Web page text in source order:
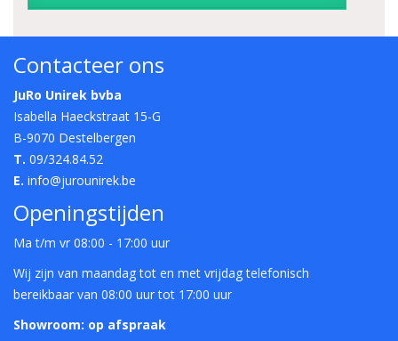
Contacteer ons
JuRo Unirek bvba
Isabella Haeckstraat 15-G
B-9070 Destelbergen
T. 09/324.84.52
E. info@jurounirek.be
Openingstijden
Ma t/m vr 08:00 - 17:00 uur
Wij zijn van maandag tot en met vrijdag telefonisch
bereikbaar van 08:00 uur tot 17:00 uur
Showroom: op afspraak